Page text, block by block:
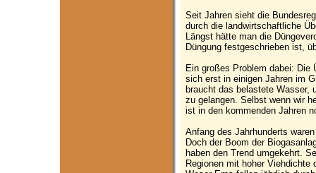
Seit Jahren sieht die
durch die landwirtschaftliche
Längst hätte man die
Düngung festgeschrieben ist,
Ein großes Problem dabei: Die
sich erst in einigen Jahren im
braucht das belastete Wasser,
zu gelangen. Selbst wenn wir
ist in den kommenden Jahren
Anfang des Jahrhunderts
Doch der Boom der
haben den Trend umgekehrt.
Regionen mit hoher Viehdichte